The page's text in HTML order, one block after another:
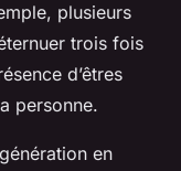
plusieurs
trois fois
d’êtres
personne.
en